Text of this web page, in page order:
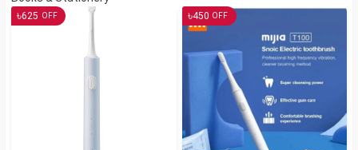
৳625 OFF ৳450 OFF